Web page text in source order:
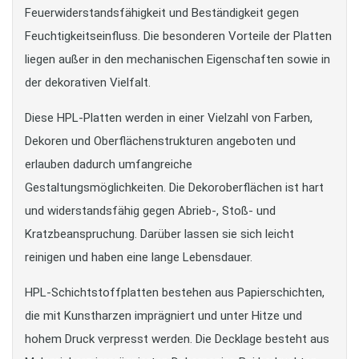
Feuerwiderstandsfähigkeit und Beständigkeit gegen
Feuchtigkeitseinfluss. Die besonderen Vorteile der Platten
liegen außer in den mechanischen Eigenschaften sowie in
der dekorativen Vielfalt.
Diese HPL-Platten werden in einer Vielzahl von Farben,
Dekoren und Oberflächenstrukturen angeboten und
erlauben dadurch umfangreiche
Gestaltungsmöglichkeiten. Die Dekoroberflächen ist hart
und widerstandsfähig gegen Abrieb-, Stoß- und
Kratzbeanspruchung. Darüber lassen sie sich leicht
reinigen und haben eine lange Lebensdauer.
HPL-Schichtstoffplatten bestehen aus Papierschichten,
die mit Kunstharzen imprägniert und unter Hitze und
hohem Druck verpresst werden. Die Decklage besteht aus